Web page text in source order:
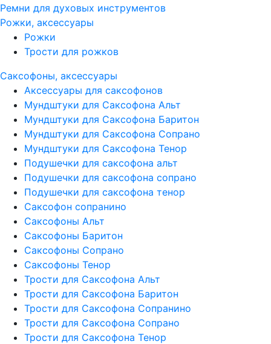
Ремни для духовых инструментов
Рожки, аксессуары
Рожки
Трости для рожков
Саксофоны, аксессуары
Аксессуары для саксофонов
Мундштуки для Саксофона Альт
Мундштуки для Саксофона Баритон
Мундштуки для Саксофона Сопрано
Мундштуки для Саксофона Тенор
Подушечки для саксофона альт
Подушечки для саксофона сопрано
Подушечки для саксофона тенор
Саксофон сопранино
Саксофоны Альт
Саксофоны Баритон
Саксофоны Сопрано
Саксофоны Тенор
Трости для Саксофона Альт
Трости для Саксофона Баритон
Трости для Саксофона Сопранино
Трости для Саксофона Сопрано
Трости для Саксофона Тенор